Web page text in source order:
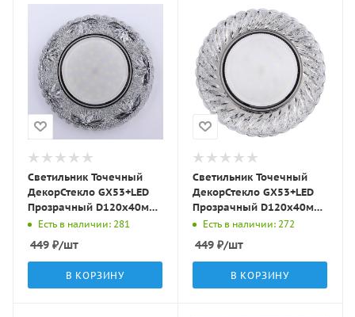
Светильник Точечный
ДекорСтекло GX53+LED
Прозрачный D120х40мм
IP20 KG5317 LBT
Есть в наличии: 281
449 ₽/шт
В КОРЗИНУ
Светильник Точечный
ДекорСтекло GX53+LED
Прозрачный D120х40мм
IP20 KG5323 LBT
Есть в наличии: 272
449 ₽/шт
В КОРЗИНУ